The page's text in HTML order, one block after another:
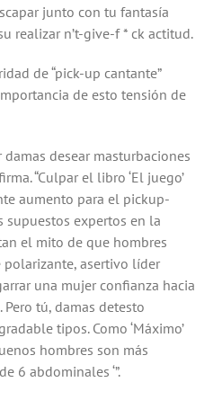
junto con tu fantasía
realizar n’t-give-f * ck actitud.
de “pick-up cantante”
de esto tensión de
desear masturbaciones
“Culpar el libro ‘El juego’
aumento para el pickup-
supuestos expertos en la
el mito de que hombres
polarizante, asertivo líder
una mujer confianza hacia
tú, damas detesto
tipos. Como ‘Máximo’
hombres son más
6 abdominales ‘”.